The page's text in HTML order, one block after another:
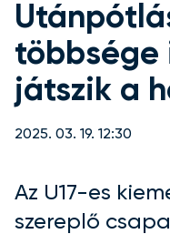
többsége
játszik a
2025. 03. 19. 12:30
Az U17-es
szereplő